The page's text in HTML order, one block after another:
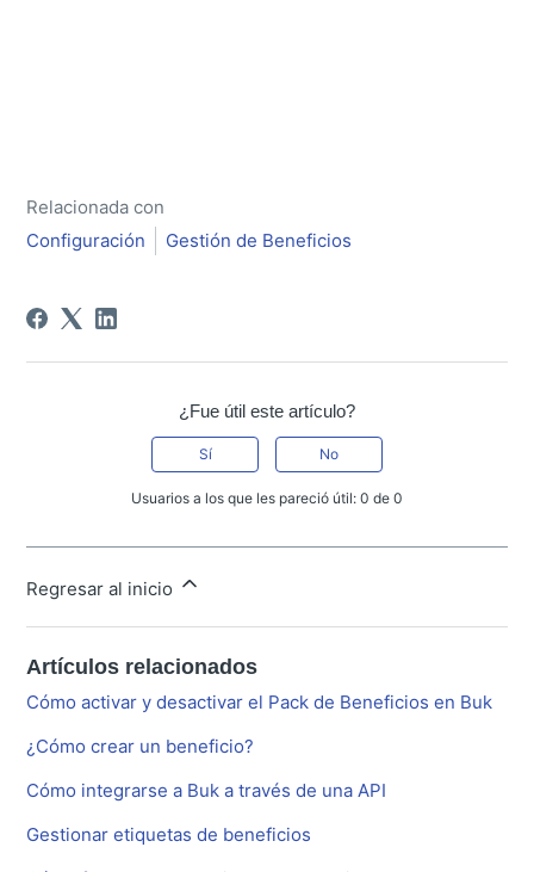
Relacionada con
Configuración
Gestión de Beneficios
¿Fue útil este artículo?
Sí No
Usuarios a los que les pareció útil: 0 de 0
Regresar al inicio
Artículos relacionados
Cómo activar y desactivar el Pack de Beneficios en Buk
¿Cómo crear un beneficio?
Cómo integrarse a Buk a través de una API
Gestionar etiquetas de beneficios